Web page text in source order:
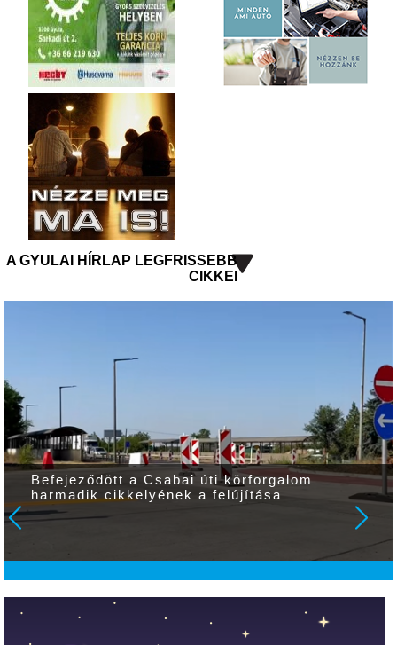
A GYULAI HÍRLAP LEGFRISSEBB
CIKKEI
Befejeződött a Csabai úti körforgalom
harmadik cikkelyének a felújítása